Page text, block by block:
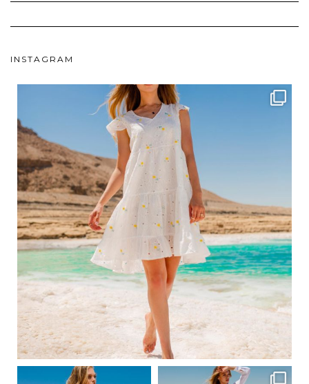
INSTAGRAM
ebutikpl
Вер 1
ebutikpl ebutikpl